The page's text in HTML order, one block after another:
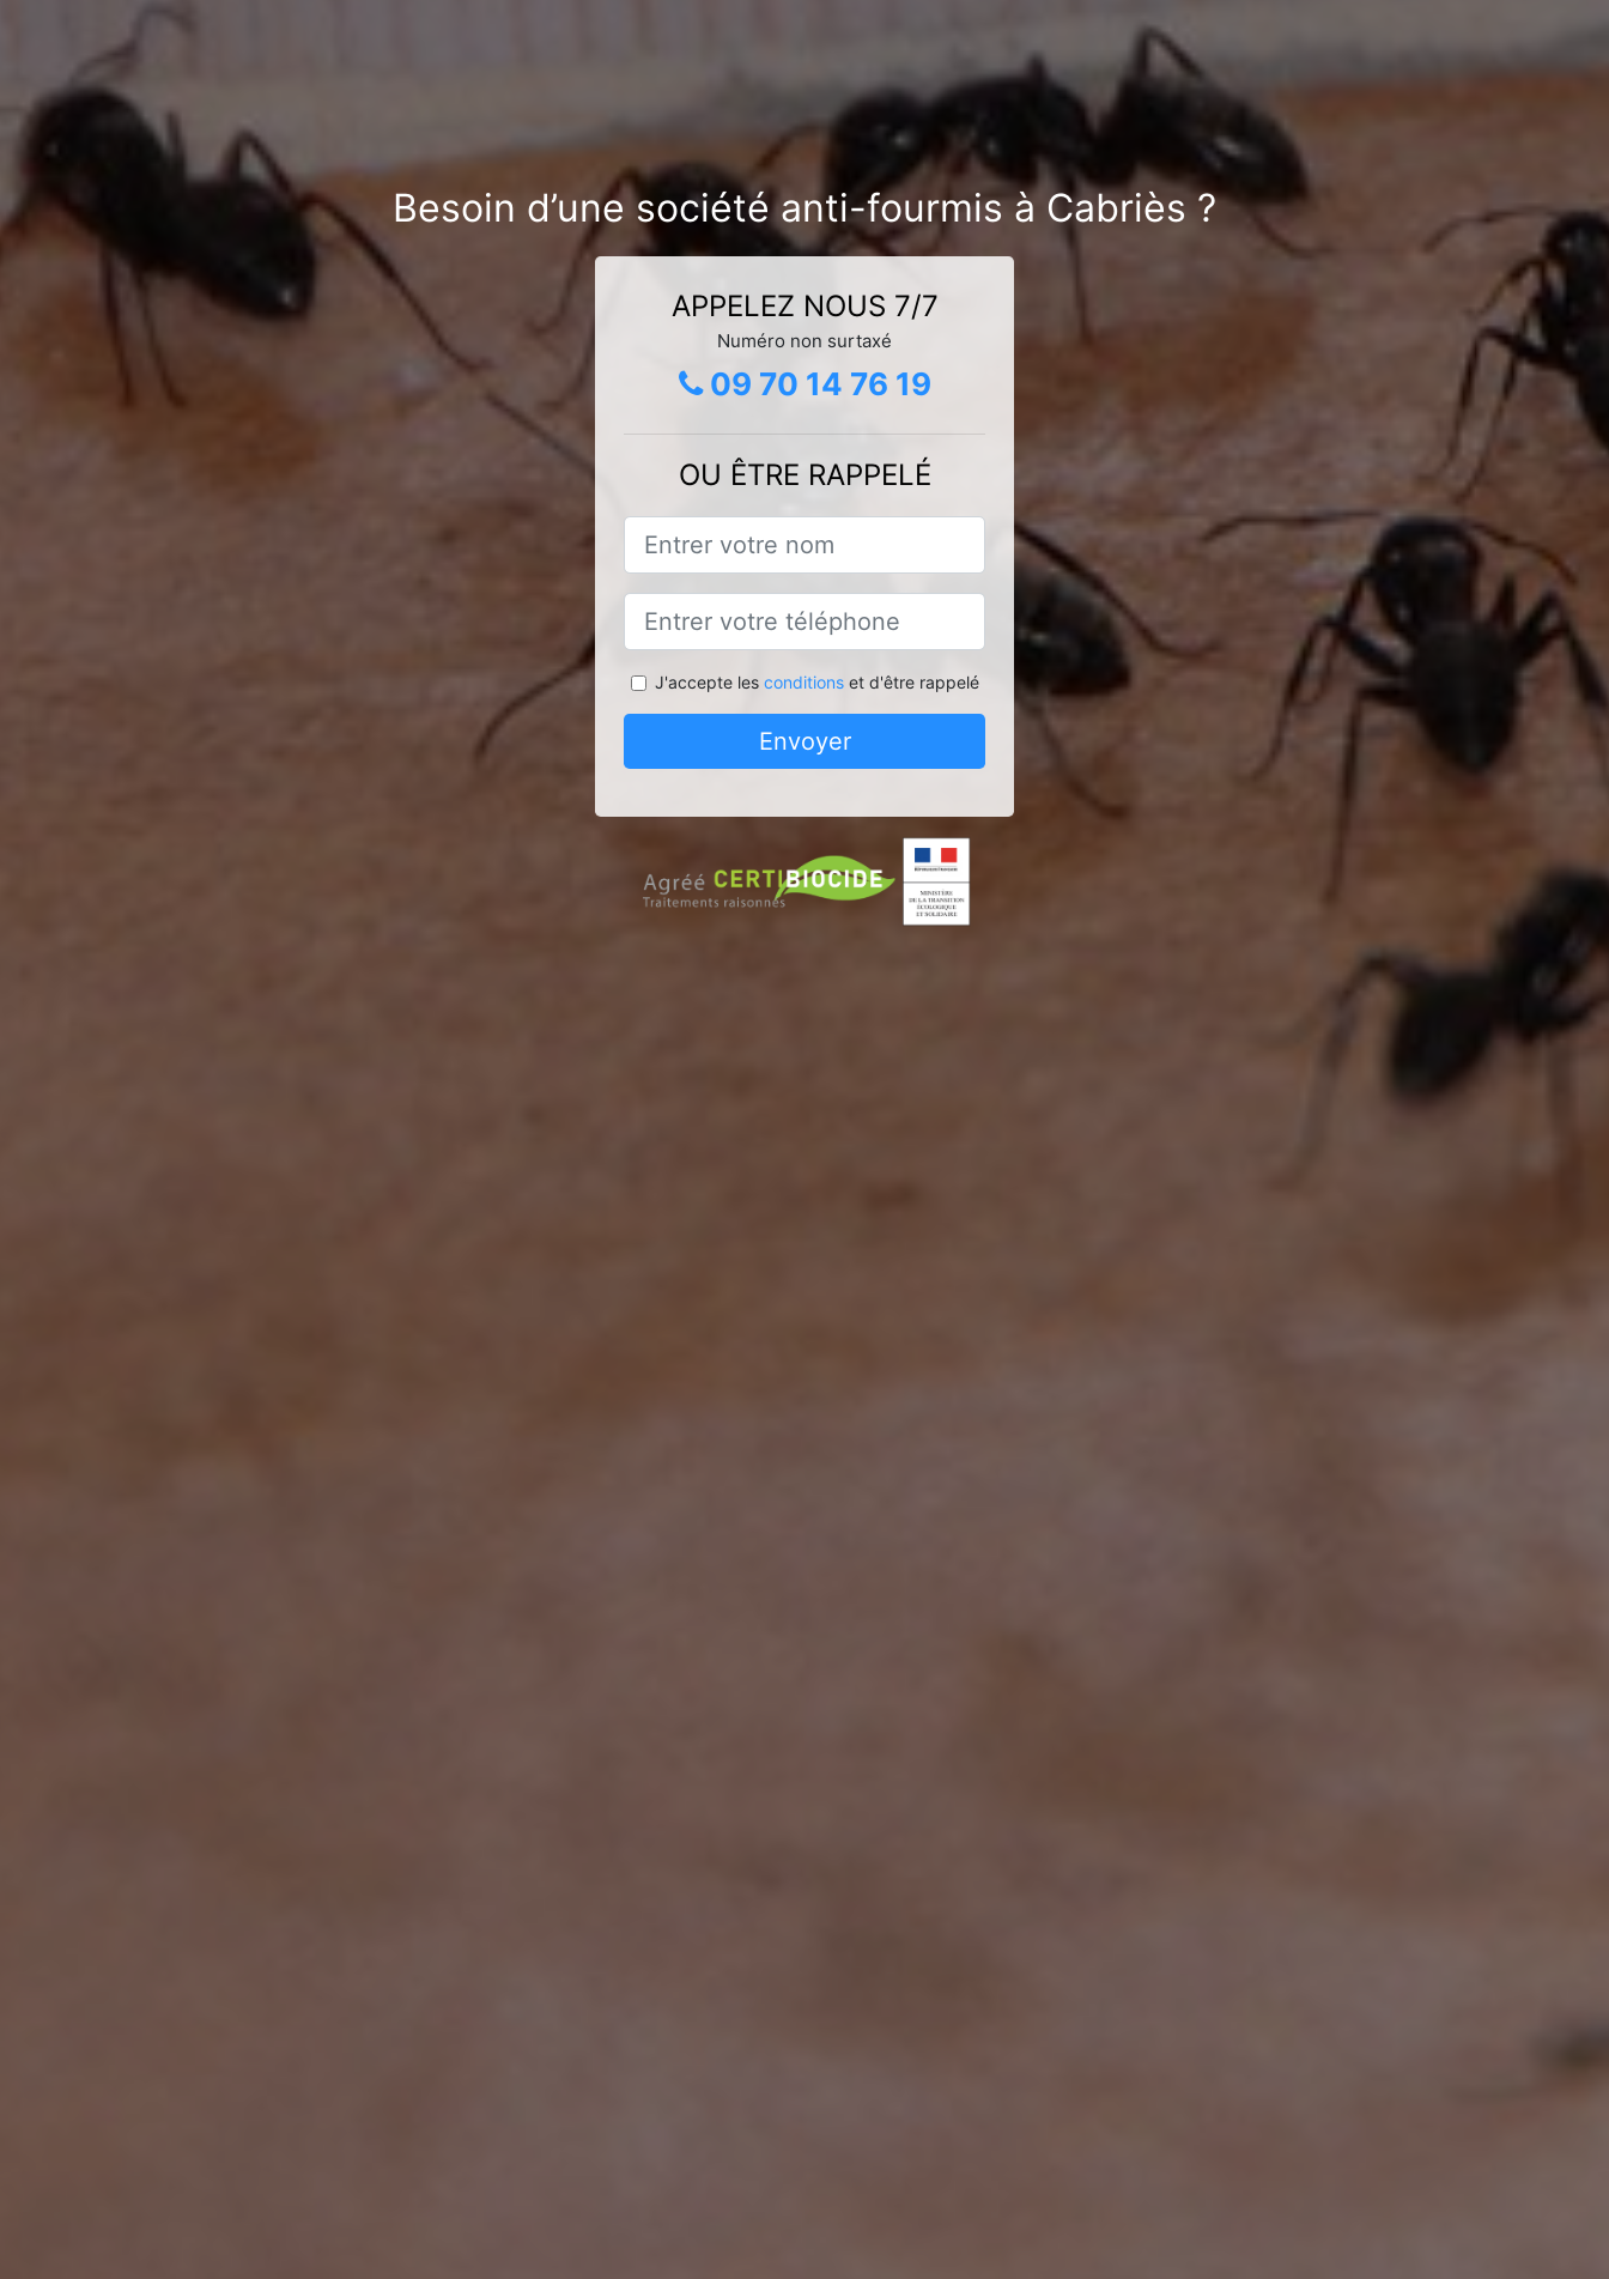
Besoin d’une société anti-fourmis à Cabriès ?
APPELEZ NOUS 7/7
Numéro non surtaxé
09 70 14 76 19
OU ÊTRE RAPPELÉ
J'accepte les conditionset d'être rappelé
Envoyer